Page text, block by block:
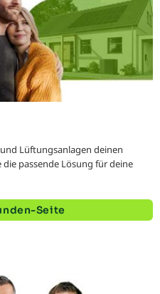
Lüftungsanlagen deinen
passende Lösung für deine
Seite